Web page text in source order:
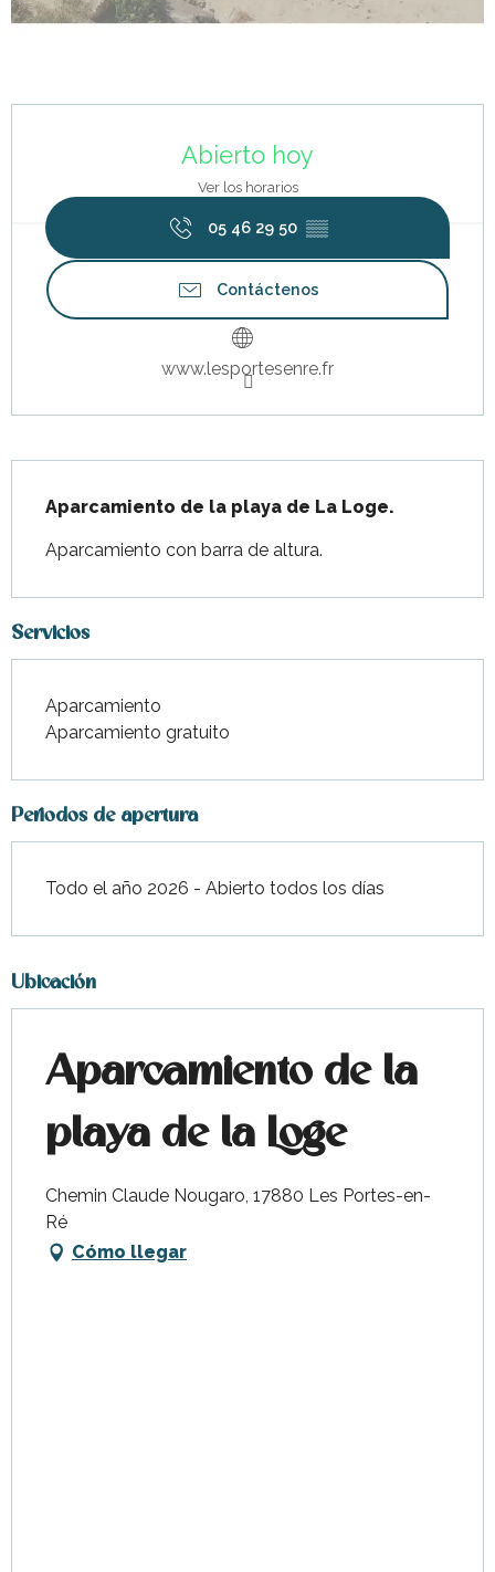
Abierto hoy
Ver los horarios
05 46 29 50 ▒▒
Contáctenos
www.lesportesenre.fr
Aparcamiento de la playa de La Loge.
Aparcamiento con barra de altura.
Servicios
Aparcamiento
Aparcamiento gratuito
Periodos de apertura
Todo el año 2026 - Abierto todos los días
Ubicación
Aparcamiento de la
playa de la Loge
Chemin Claude Nougaro, 17880 Les Portes-en-
Ré
Cómo llegar